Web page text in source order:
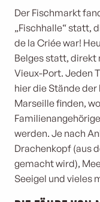
Der Fischmarkt
„Fischhalle“ statt,
de la Criée war!
Belges statt, direkt
Vieux-Port. Jeden
hier die Stände
Marseille finden,
werden. Je nach
Drachenkopf (aus
gemacht wird),
Seeigel und vieles